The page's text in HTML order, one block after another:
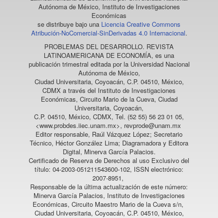
Autónoma de México, Instituto de Investigaciones
Económicas
se distribuye bajo una Licencia Creative Commons
Atribución-NoComercial-SinDerivadas 4.0 Internacional.
PROBLEMAS DEL DESARROLLO. REVISTA
LATINOAMERICANA DE ECONOMÍA, es una
publicación trimestral editada por la Universidad Nacional
Autónoma de México,
Ciudad Universitaria, Coyoacán, C.P. 04510, México,
CDMX a través del Instituto de Investigaciones
Económicas, Circuito Mario de la Cueva, Ciudad
Universitaria, Coyoacán,
C.P. 04510, México, CDMX, Tel. (52 55) 56 23 01 05,
<www.probdes.iiec.unam.mx>, revprode@unam.mx
Editor responsable, Raúl Vázquez López; Secretario
Técnico, Héctor González Lima; Diagramadora y Editora
Digital, Minerva García Palacios.
Certificado de Reserva de Derechos al uso Exclusivo del
título: 04-2003-051211543600-102, ISSN electrónico:
2007-8951,
Responsable de la última actualización de este número:
Minerva García Palacios, Instituto de Investigaciones
Económicas, Circuito Maestro Mario de la Cueva s/n,
Ciudad Universitaria, Coyoacán, C.P. 04510, México,